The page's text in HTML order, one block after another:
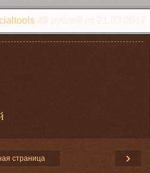
49 рублей от 21.03.2017
›
страница